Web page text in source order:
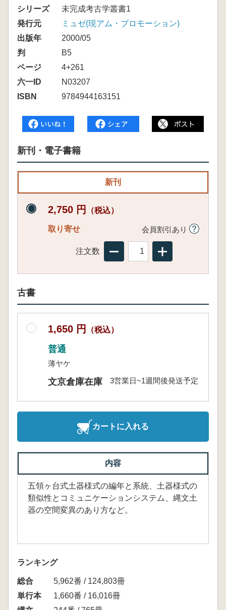
シリーズ
未完成考古学叢書1
発行元
ミュゼ(現アム・プロモーション)
出版年
2000/05
判
B5
ページ
4+261
六一ID
N03207
ISBN
9784944163151
新刊・電子書籍
新刊
2,750 円 （税込）
取り寄せ 会員割引あり
注文数
古書
1,650 円 （税込）
普通
薄ヤケ
文京倉庫在庫 3営業日~1週間後発送予定
カートに入れる
内容
五領ヶ台式土器様式の編年と系統、土器様式の
類似性とコミュニケーションシステム、縄文土
器の空間変異のあり方など。
ランキング
総合
5,962番 / 124,803冊
単行本
1,660番 / 16,016冊